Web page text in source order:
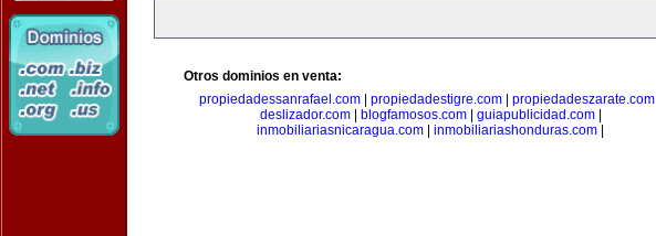
Otros dominios en venta:
propiedadessanrafael.com
propiedadestigre.com propiedadeszarate.com
deslizador.com| blogfamosos.com| guiapublicidad.com|
inmobiliariasnicaragua.com
inmobiliariashonduras.com